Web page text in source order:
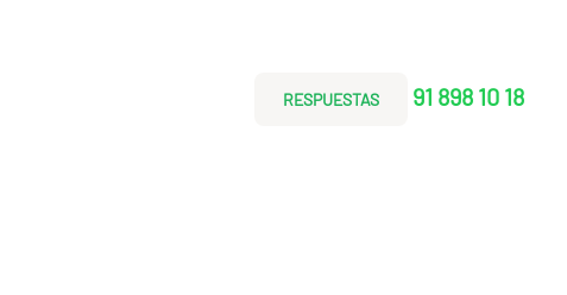
RESPUESTAS 91 898 10 18